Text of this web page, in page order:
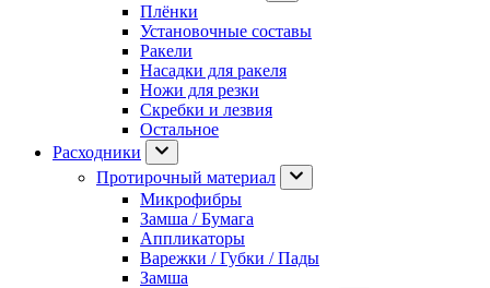
Плёнки
Установочные составы
Ракели
Насадки для ракеля
Ножи для резки
Скребки и лезвия
Остальное
Расходники
Протирочный материал
Микрофибры
Замша / Бумага
Аппликаторы
Варежки / Губки / Пады
Замша